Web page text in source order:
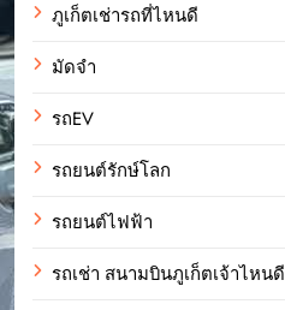
ภูเก็ตเช่ารถที่ไหนดี
มัดจำ
รถEV
รถยนต์รักษ์โลก
รถยนต์ไฟฟ้า
รถเช่า สนามบินภูเก็ตเจ้าไหนดี